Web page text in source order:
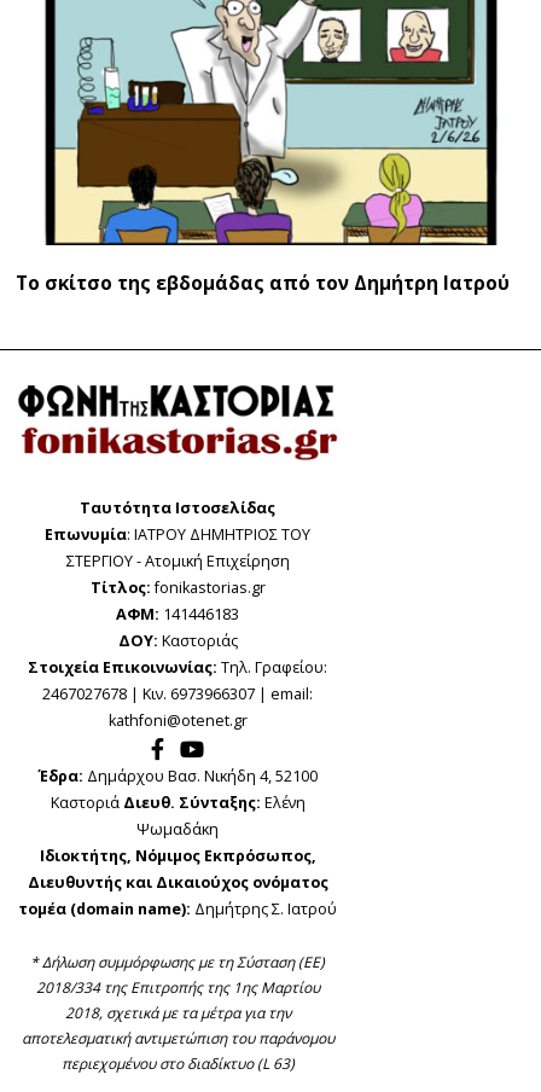
Το σκίτσο της εβδομάδας από τον Δημήτρη Ιατρού
Ταυτότητα Ιστοσελίδας
Επωνυμία: ΙΑΤΡΟΥ ΔΗΜΗΤΡΙΟΣ ΤΟΥ
ΣΤΕΡΓΙΟΥ - Ατομική Επιχείρηση
Τίτλος:fonikastorias.gr
ΑΦΜ: 141446183
ΔΟΥ: Καστοριάς
Στοιχεία Επικοινωνίας: Τηλ. Γραφείου:
2467027678 | Κιν. 6973966307 | email:
kathfoni@otenet.gr
Έδρα: Δημάρχου Βασ. Νικήδη 4, 52100
Καστοριά Διευθ. Σύνταξης: Ελένη
Ψωμαδάκη
Ιδιοκτήτης, Νόμιμος Εκπρόσωπος,
Διευθυντής και Δικαιούχος ονόματος
τομέα (domain name): Δημήτρης Σ. Ιατρού
* Δήλωση συμμόρφωσης με τη Σύσταση (ΕΕ)
2018/334 της Επιτροπής της 1ης Μαρτίου
2018, σχετικά με τα μέτρα για την
αποτελεσματική αντιμετώπιση του παράνομου
περιεχομένου στο διαδίκτυο (L 63)